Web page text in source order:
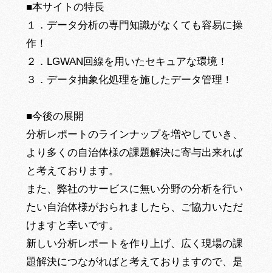
■本サイトの特長
１．データ分析の専門知識がなくても容易に操
作！
２．LGWAN回線を用いたセキュアな環境！
３．データ抽象化処理を施したデータ管理！
■今後の展開
分析レポートのラインナップを増やしていき、
より多くの自治体様の課題解決に寄与出来れば
と考えております。
また、弊社のサービスに無い分野の分析を行い
たい自治体様がおられましたら、ご協力いただ
けますと幸いです。
新しい分析レポートを作り上げ、広く現場の課
題解決につながればと考えておりますので、是